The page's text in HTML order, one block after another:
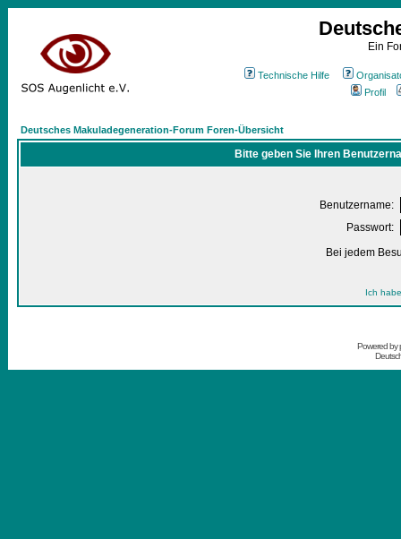
Ein
Technische Hilfe
Profil
Deutsches Makuladegeneration-Forum Foren-Übersicht
Bitte geben Sie Ihren
Benutzername:
Passwort:
Bei jedem
Ich
Powered by